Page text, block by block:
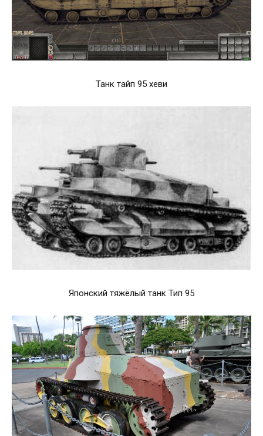
Танк тайп 95 хеви
Японский тяжёлый танк Тип 95